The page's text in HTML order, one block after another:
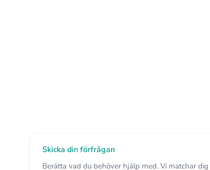
Skicka din förfrågan
Berätta vad du behöver hjälp med. Vi matchar dig